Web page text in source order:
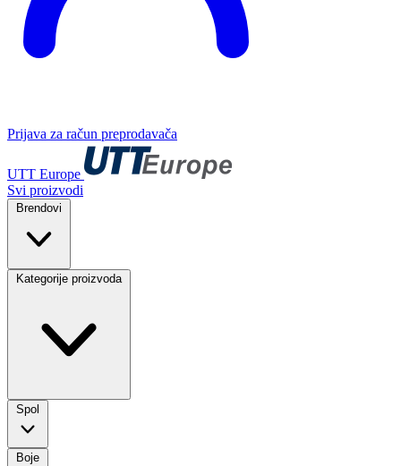
Prijava za račun preprodavača
UTT Europe
Svi proizvodi
Brendovi
Kategorije proizvoda
Spol
Boje